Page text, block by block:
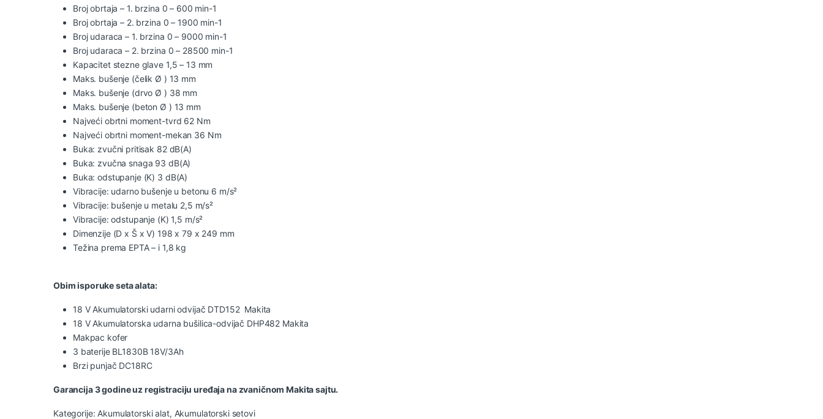
Broj obrtaja – 1. brzina 0 – 600 min-1
Broj obrtaja – 2. brzina 0 – 1900 min-1
Broj udaraca – 1. brzina 0 – 9000 min-1
Broj udaraca – 2. brzina 0 – 28500 min-1
Kapacitet stezne glave 1,5 – 13 mm
Maks. bušenje (čelik Ø ) 13 mm
Maks. bušenje (drvo Ø ) 38 mm
Maks. bušenje (beton Ø ) 13 mm
Najveći obrtni moment-tvrd 62 Nm
Najveći obrtni moment-mekan 36 Nm
Buka: zvučni pritisak 82 dB(A)
Buka: zvučna snaga 93 dB(A)
Buka: odstupanje (K) 3 dB(A)
Vibracije: udarno bušenje u betonu 6 m/s²
Vibracije: bušenje u metalu 2,5 m/s²
Vibracije: odstupanje (K) 1,5 m/s²
Dimenzije (D x Š x V) 198 x 79 x 249 mm
Težina prema EPTA – i 1,8 kg
Obim isporuke seta alata:
18 V Akumulatorski udarni odvijač DTD152 Makita
18 V Akumulatorska udarna bušilica-odvijač DHP482 Makita
Makpac kofer
3 baterije BL1830B 18V/3Ah
Brzi punjač DC18RC
Garancija 3 godine uz registraciju uređaja na zvaničnom Makita sajtu.
Kategorije: Akumulatorski alat, Akumulatorski setovi